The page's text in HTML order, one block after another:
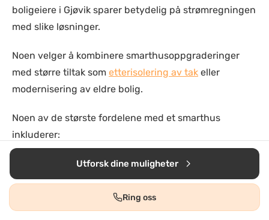
boligeiere i Gjøvik sparer betydelig på strømregningen
med slike løsninger.
Noen velger å kombinere smarthusoppgraderinger
med større tiltak som etterisolering av tak eller
modernisering av eldre bolig.
Noen av de største fordelene med et smarthus
inkluderer:
Automatisert lysstyring, som kan tilpasses tidspunkter
eller bevegelsessensorer for å spare energi.
Fjernstyring av varme via smarte termostater, som
justerer temperaturen etter ditt behov, noe som gir
Utforsk dine muligheter
Ring oss